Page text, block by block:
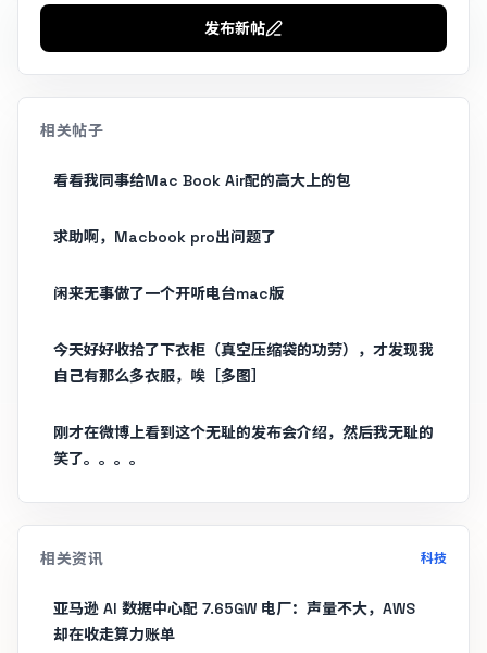
发布新帖
相关帖子
看看我同事给Mac Book Air配的高大上的包
求助啊，Macbook pro出问题了
闲来无事做了一个开听电台mac版
今天好好收拾了下衣柜（真空压缩袋的功劳），才发现我
自己有那么多衣服，唉［多图］
刚才在微博上看到这个无耻的发布会介绍，然后我无耻的
笑了。。。。
相关资讯 科技
亚马逊 AI 数据中心配 7.65GW 电厂：声量不大，AWS
却在收走算力账单